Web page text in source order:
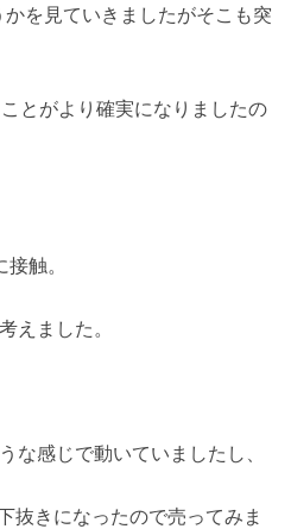
を見ていきましたがそこも突
とがより確実になりましたの
触。
えました。
な感じで動いていましたし、
抜きになったので売ってみま